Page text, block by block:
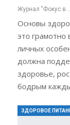
Журнал "Фокус внимания"
Основы
это грамотно
личных
должна
здоровье,
бодрым
ЗДОРОВОЕ